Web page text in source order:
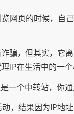
网页的时候，
骗，但其实，它
IP在生活中的一
一个中转站，你
，结果因为IP地